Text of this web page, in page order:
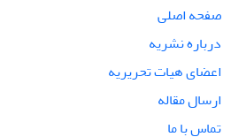
صفحه اصلی
درباره نشریه
اعضای هیات تحریریه
ارسال مقاله
تماس با ما